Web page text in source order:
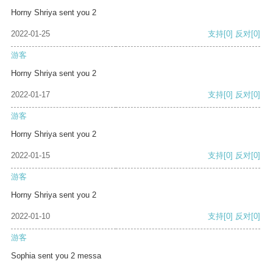
Horny Shriya sent you 2
2022-01-25 支持[0] 反对[0]
游客
Horny Shriya sent you 2
2022-01-17 支持[0] 反对[0]
游客
Horny Shriya sent you 2
2022-01-15 支持[0] 反对[0]
游客
Horny Shriya sent you 2
2022-01-10 支持[0] 反对[0]
游客
Sophia sent you 2 messa